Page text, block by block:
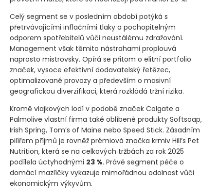
Celý segment se v posledním období potýká s
přetrvávajícími inflačními tlaky a pochopitelným
odporem spotřebitelů vůči neustálému zdražování.
Management však těmito nástrahami proplouvá
naprosto mistrovsky. Opírá se přitom o elitní portfolio
značek, vysoce efektivní dodavatelský řetězec,
optimalizované provozy a především o masivní
geografickou diverzifikaci, která rozkládá tržní rizika.
Kromě vlajkových lodí v podobě značek Colgate a
Palmolive vlastní firma také oblíbené produkty Softsoap,
Irish Spring, Tom’s of Maine nebo Speed Stick. Zásadním
pilířem příjmů je rovněž prémiová značka krmiv Hill’s Pet
Nutrition, která se na celkových tržbách za rok 2025
podílela úctyhodnými 23 %. Právě segment péče o
domácí mazlíčky vykazuje mimořádnou odolnost vůči
ekonomickým výkyvům.